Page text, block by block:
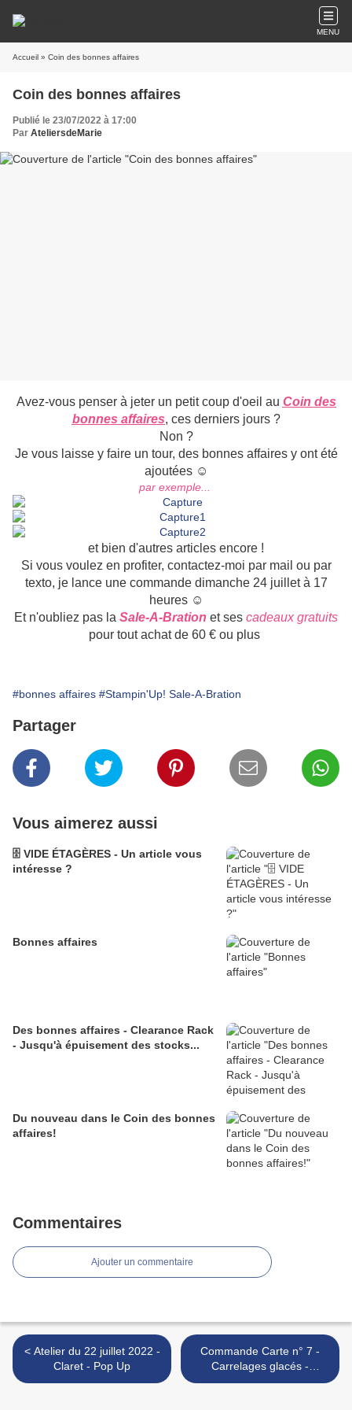
MENU
Accueil » Coin des bonnes affaires
Coin des bonnes affaires
Publié le 23/07/2022 à 17:00
Par AteliersdeMarie
Avez-vous penser à jeter un petit coup d'oeil au Coin des
bonnes affaires, ces derniers jours ?
Non ?
Je vous laisse y faire un tour, des bonnes affaires y ont été
ajoutées ☺
par exemple...
et bien d'autres articles encore !
Si vous voulez en profiter, contactez-moi par mail ou par
texto, je lance une commande dimanche 24 juillet à 17
heures ☺
Et n'oubliez pas la Sale-A-Bration et ses cadeaux gratuits
pour tout achat de 60 € ou plus
#bonnes affaires #Stampin'Up! Sale-A-Bration
Partager
Vous aimerez aussi
🗄️ VIDE ÉTAGÈRES - Un article vous
intéresse ?
Bonnes affaires
Des bonnes affaires - Clearance Rack
- Jusqu'à épuisement des stocks...
Du nouveau dans le Coin des bonnes
affaires!
Commentaires
Ajouter un commentaire
< Atelier du 22 juillet 2022 -
Claret - Pop Up
Commande Carte n° 7 -
Carrelages glacés -
Anniversaire Jeune Adulte -